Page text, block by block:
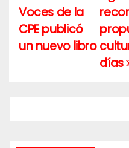
de
entradas
días
Voces de la
CPE publicó
un nuevo libro